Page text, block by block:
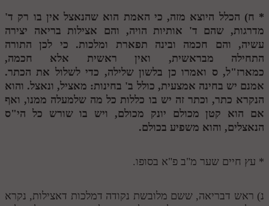
תלמוד עשר הספירות חלק ז
תלמוד עשר הספירות חלק ח
תלמוד עשר הספירות חלק ט
תלמוד עשר הספירות חלק י
תלמוד עשר הספירות חלק יא
תלמוד עשר הספירות חלק יב
תלמוד עשר הספירות חלק יד
תלמוד עשר הספירות חלק טו
* ח) הכלל היוצא מזה, כי האמת הוא שהנאצל אין בו רק ד'
מדרגות, שהם ד' אותיות הויה, והם אצילות בריאה יצירה
עשיה, והם חכמה ובינה תפארת ומלכות. כי לכן התורה
התחילה מבראשית, ואין ראשית אלא חכמה,
כמארז"ל,ס ואמרו כן בלשון שלילה, כדי לשלול את הכתר.
אמנם יש בחינה אמצעית, כולל ב' בחינות: מאציל, ונאצל. והוא
הנקרא כתר, וכתר זה יש בו כללות כל מה שלמעלה ממנו, ואף
אם הוא קטן מכולם יונק מכולם, ויש בו שורש כל הי"ס
הנאצלים, והוא משפיע בכולם.
* עץ חיים שער מ"ב פ"א בסופו.
נ) ראש דבריאה, ששם מלובשת נקודה דמלכות דאצילות, נקרא